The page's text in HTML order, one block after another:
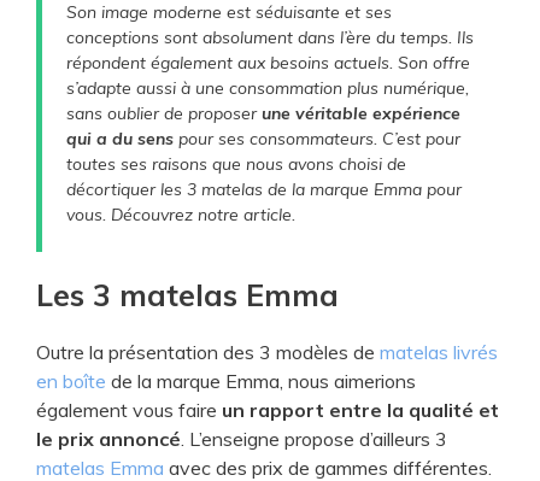
Son image moderne est séduisante et ses
conceptions sont absolument dans l’ère du temps. Ils
répondent également aux besoins actuels. Son offre
s’adapte aussi à une consommation plus numérique,
sans oublier de proposerune véritable expérience
qui a du sens pour ses consommateurs. C’est pour
toutes ses raisons que nous avons choisi de
décortiquer les 3 matelas de la marque Emma pour
vous. Découvrez notre article.
Les 3 matelas Emma
Outre la présentation des 3 modèles de matelas livrés
en boîte de la marque Emma, nous aimerions
également vous faire un rapport entre la qualité et
le prix annoncé. L’enseigne propose d’ailleurs 3
matelas Emma avec des prix de gammes différentes.